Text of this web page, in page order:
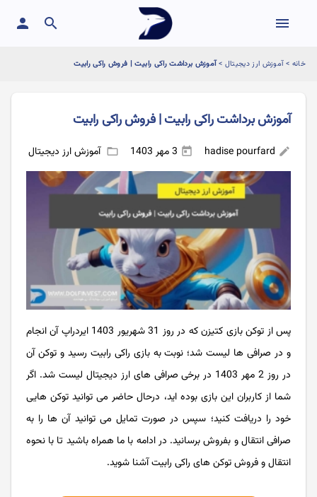
menu
search
person
خانه >آموزش ارز دیجیتال >آموزش برداشت راکی رابیت | فروش راکی رابیت
آموزش برداشت راکی رابیت | فروش راکی رابیت
edit
today
folder_open آموزش ارز دیجیتال
پس از توکن بازی کتیزن که در روز 31 شهریور 1403 ایردراپ آن انجام
و در صرافی ها لیست شد؛ نوبت به بازی راکی رابیت رسید و توکن آن
در روز 2 مهر 1403 در برخی صرافی ‌های ارز دیجیتال لیست شد. اگر
شما از کاربران این بازی بوده اید، درحال حاضر می توانید توکن ‌هایی
خود را دریافت کنید؛ سپس در صورت تمایل می توانید آن ها را به
صرافی انتقال و بفروش برسانید. در ادامه با ما همراه باشید تا با نحوه
انتقال و فروش توکن های راکی رابیت آشنا شوید.